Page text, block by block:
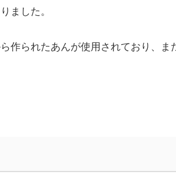
ました。
作られたあんが使用されており、ま